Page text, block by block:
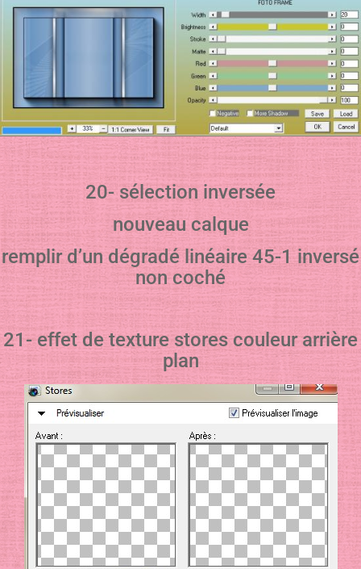
20- sélection inversée
nouveau calque
remplir d’un dégradé linéaire 45-1 inversé
non coché
21- effet de texture stores couleur arrière
plan